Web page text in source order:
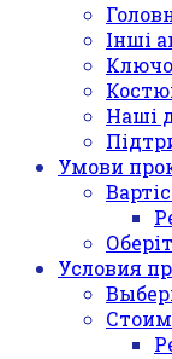
Інші
Наші
Умови
Условия